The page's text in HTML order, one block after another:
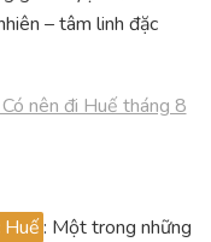
– tâm linh đặc
Huế: Một trong những